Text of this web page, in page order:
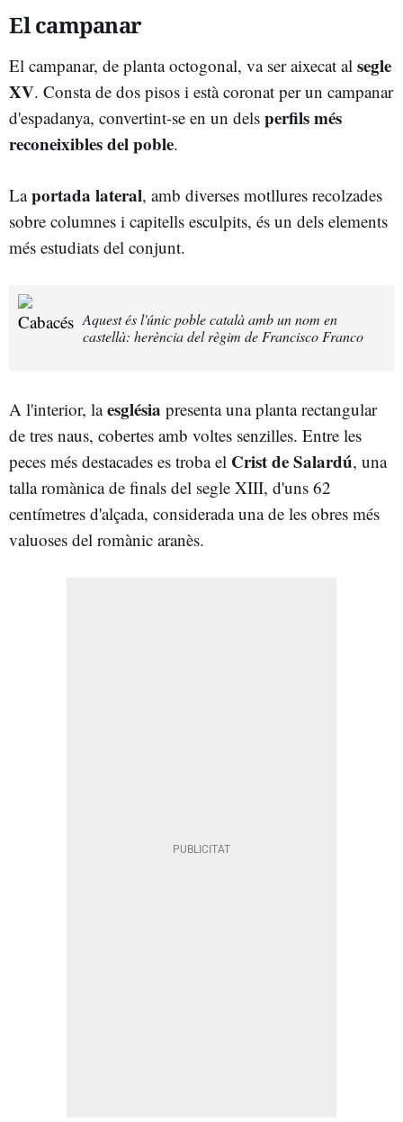
El campanar
El campanar, de planta octogonal, va ser aixecat al segle
XV. Consta de dos pisos i està coronat per un campanar
d'espadanya, convertint-se en un dels perfils més
reconeixibles del poble.
Laportada lateral, amb diverses motllures recolzades
sobre columnes i capitells esculpits, és un dels elements
més estudiats del conjunt.
Aquest és l'únic poble català amb un nom en
castellà: herència del règim de Francisco Franco
A l'interior, laesglésia presenta una planta rectangular
de tres naus, cobertes amb voltes senzilles. Entre les
peces més destacades es troba el Crist de Salardú, una
talla romànica de finals del segle XIII, d'uns 62
centímetres d'alçada, considerada una de les obres més
valuoses del romànic aranès.